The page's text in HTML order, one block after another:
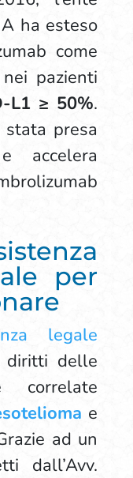
ha esteso
come
pazienti
L1 ≥ 50%.
presa
accelera
per
legale
delle
e
ad un
dall’Avv.